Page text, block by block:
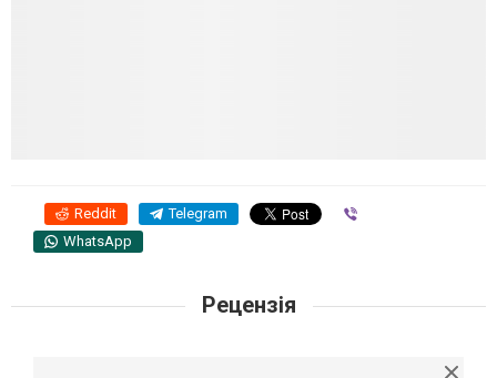
Reddit Telegram
WhatsApp
Рецензія